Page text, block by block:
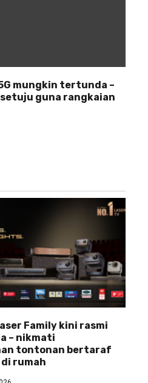
mungkin tertunda –
guna rangkaian
Family kini rasmi
– nikmati
tontonan bertaraf
rumah